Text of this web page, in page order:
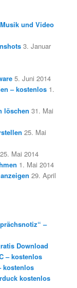
und Video
3. Januar
5. Juni 2014
– kostenlos 1.
löschen 31. Mai
25. Mai
25. Mai 2014
1. Mai 2014
29. April
–
Download
– kostenlos
kostenlos
kostenlos